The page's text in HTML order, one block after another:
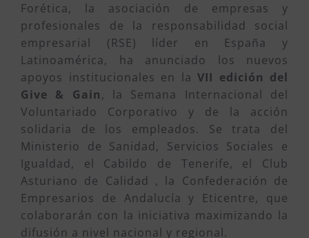
Forética, la asociación de empresas y
profesionales de la responsabilidad social
empresarial (RSE) líder en España y
Latinoamérica, ha anunciado los nuevos
apoyos institucionales en la VII edición del
Give & Gain, la Semana Internacional del
Voluntariado Corporativo y de la acción
solidaria de los empleados. Se trata del
Ministerio de Sanidad, Servicios Sociales e
Igualdad, el Cabildo de Tenerife, el Club
Asturiano de Calidad , la Confederación de
Empresarios de Andalucía y Eticentre, que
colaborarán con la iniciativa maximizando la
difusión a nivel nacional y regional.